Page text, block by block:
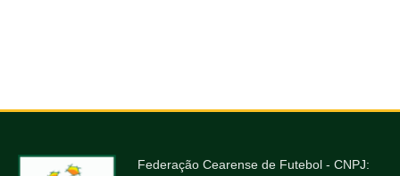
Federação Cearense de Futebol - CNPJ: